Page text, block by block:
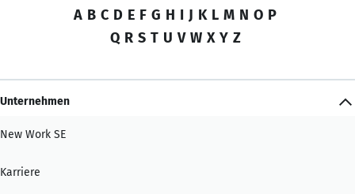
A B C D E F G H I J K L M N O P
Q R S T U V W X Y Z
Unternehmen
New Work SE
Karriere